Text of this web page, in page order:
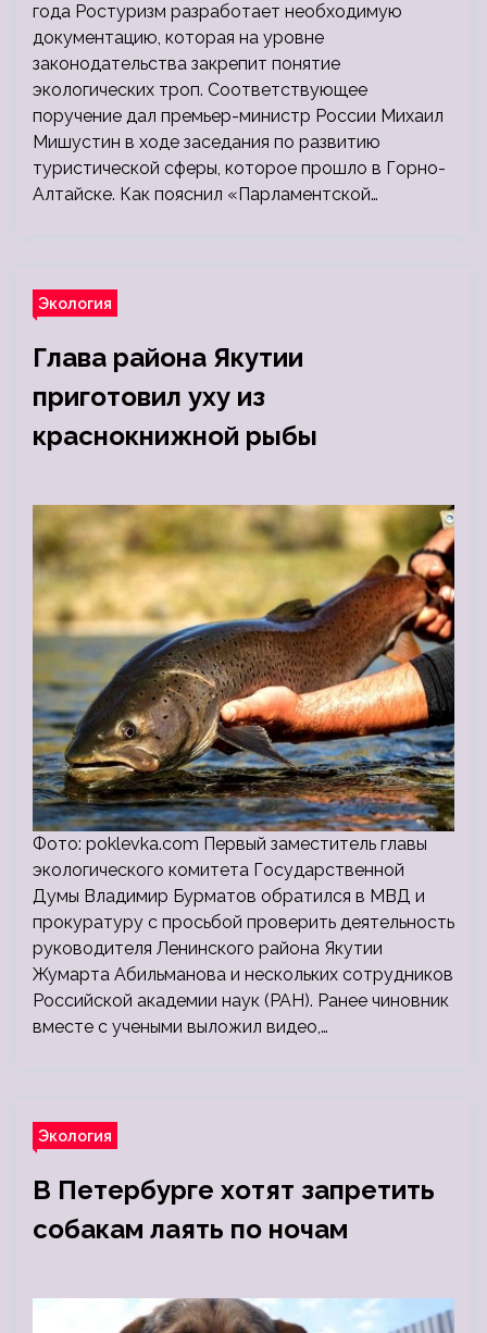
года Ростуризм разработает необходимую
документацию, которая на уровне
законодательства закрепит понятие
экологических троп. Соответствующее
поручение дал премьер-министр России Михаил
Мишустин в ходе заседания по развитию
туристической сферы, которое прошло в Горно-
Алтайске. Как пояснил «Парламентской…
Экология
Глава района Якутии
приготовил уху из
краснокнижной рыбы
Фото: poklevka.com Первый заместитель главы
экологического комитета Государственной
Думы Владимир Бурматов обратился в МВД и
прокуратуру с просьбой проверить деятельность
руководителя Ленинского района Якутии
Жумарта Абильманова и нескольких сотрудников
Российской академии наук (РАН). Ранее чиновник
вместе с учеными выложил видео,…
Экология
В Петербурге хотят запретить
собакам лаять по ночам